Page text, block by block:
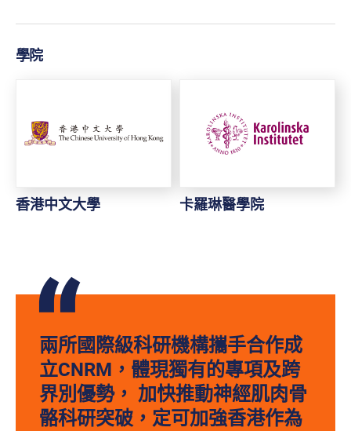
學院
香港中文大學 卡羅琳醫學院
兩所國際級科研機構攜手合作成
立CNRM，體現獨有的專項及跨
界別優勢， 加快推動神經肌肉骨
骼科研突破，定可加強香港作為